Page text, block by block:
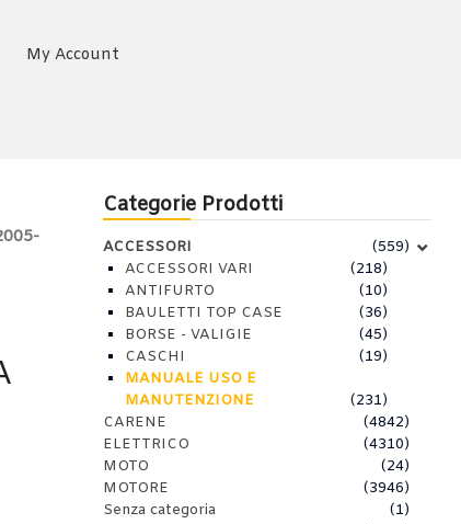
My Account
Categorie Prodotti
ACCESSORI
(559)
ACCESSORI VARI
(218)
ANTIFURTO
(10)
BAULETTI TOP CASE
(36)
BORSE - VALIGIE
(45)
CASCHI
(19)
MANUALE USO E
MANUTENZIONE
(231)
CARENE
(4842)
ELETTRICO
(4310)
MOTO
(24)
MOTORE
(3946)
Senza categoria
(1)